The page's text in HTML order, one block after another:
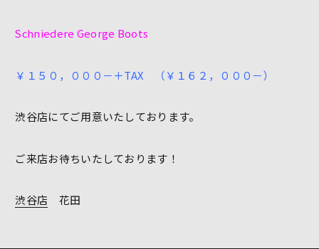
Schniedere George Boots
￥１５０，０００－＋TAX （￥１６２，０００－）
渋谷店にてご用意いたしております。
ご来店お待ちいたしております！
渋谷店 花田